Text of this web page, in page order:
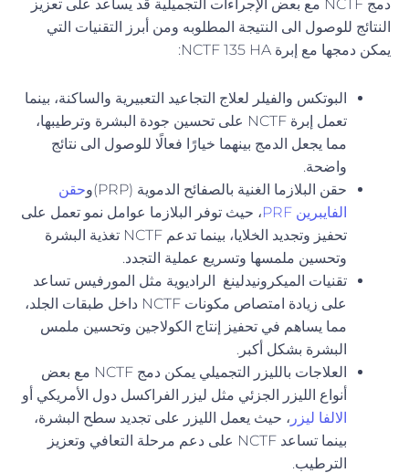
دمج NCTF مع بعض الإجراءات التجميلية قد يساعد على تعزيز
النتائج للوصول الى النتيجة المطلوبه ومن أبرز التقنيات التي
يمكن دمجها مع إبرة NCTF 135 HA:
البوتكس والفيلر لعلاج التجاعيد التعبيرية والساكنة، بينما
تعمل إبرة NCTF على تحسين جودة البشرة وترطيبها،
مما يجعل الدمج بينهما خيارًا فعالًا للوصول الى نتائج
واضحة.
حقن البلازما الغنية بالصفائح الدموية (PRP)و
حقن
الفايبرين PRF
، حيث توفر البلازما عوامل نمو تعمل على
تحفيز وتجديد الخلايا، بينما تدعم NCTF تغذية البشرة
وتحسين ملمسها وتسريع عملية التجدد.
تقنيات الميكرونيدلينغ الراديوية مثل المورفيس تساعد
على زيادة امتصاص مكونات NCTF داخل طبقات الجلد،
مما يساهم في تحفيز إنتاج الكولاجين وتحسين ملمس
البشرة بشكل أكبر.
العلاجات بالليزر التجميلي يمكن دمج NCTF مع بعض
أنواع الليزر الجزئي مثل ليزر الفراكسل دول الأمريكي أو
الالفا ليزر ، حيث يعمل الليزر على تجديد سطح البشرة،
بينما تساعد NCTF على دعم مرحلة التعافي وتعزيز
الترطيب.